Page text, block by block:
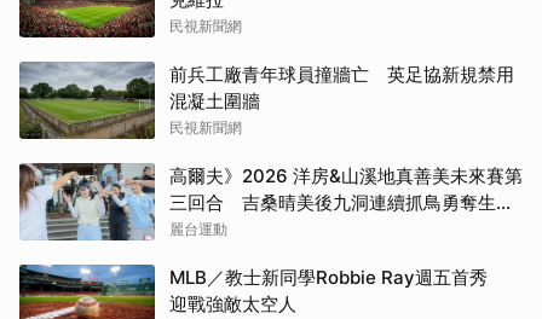
民視新聞網
前兵工廠青年球員撞牆亡 英足協新規禁用
混凝土圍牆
民視新聞網
高爾夫》2026 洋房&山溪地真善美未來賽第
三回合 吉桑晴美後九洞連續抓鳥勇奪生涯
首冠
麗台運動
MLB／教士新同學Robbie Ray週五首秀
迎戰強敵太空人